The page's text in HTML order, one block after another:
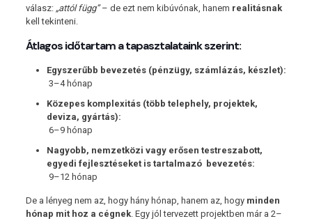
válasz: „attól függ”– de ezt nem kibúvónak, hanem realitásnak
kell tekinteni.
Átlagos időtartam a tapasztalataink szerint:
Egyszerűbb bevezetés (pénzügy, számlázás, készlet):
3–4 hónap
Közepes komplexitás (több telephely, projektek,
deviza, gyártás):
6–9 hónap
Nagyobb, nemzetközi vagy erősen testreszabott,
egyedi fejlesztéseket is tartalmazó bevezetés:
9–12 hónap
De a lényeg nem az, hogy hány hónap, hanem az, hogy minden
hónap mit hoz a cégnek. Egy jól tervezett projektben már a 2–